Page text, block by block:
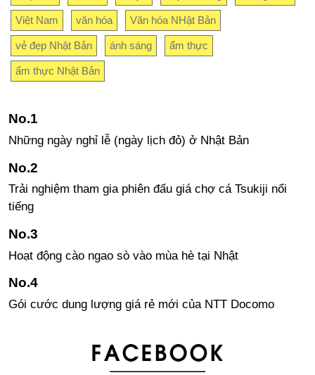
Việt Nam văn hóa Văn hóa NHật Bản
vẻ đẹp Nhật Bản ánh sáng ẩm thực
ẩm thực Nhật Bản
Những ngày nghỉ lễ (ngày lịch đỏ) ở Nhật Bản
Trải nghiệm tham gia phiên đấu giá chợ cá Tsukiji nổi
tiếng
Hoạt động cào ngao sò vào mùa hè tại Nhật
Gói cước dung lượng giá rẻ mới của NTT Docomo
Thiết kế Kimono mang hình ảnh 196 quốc gia sẽ tham
dự Olympic・Paralympic Tokyo 2020